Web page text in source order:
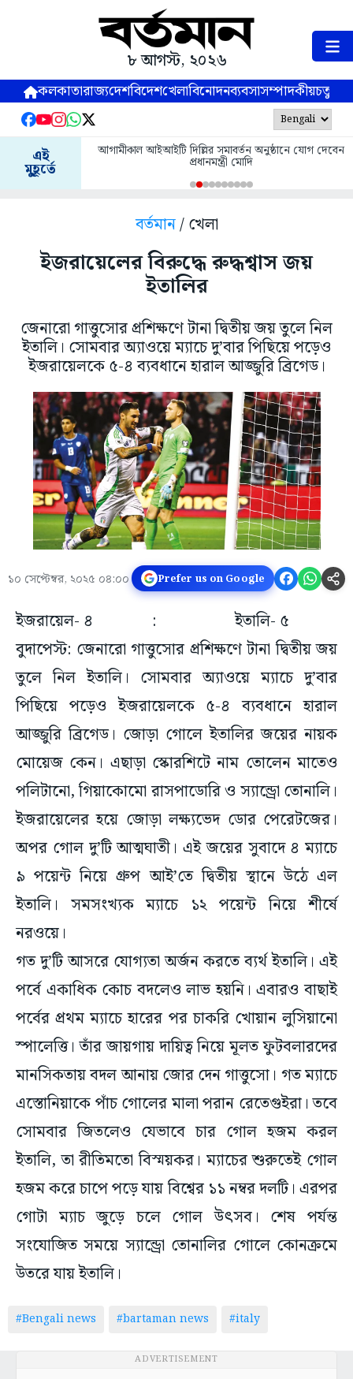
৮ আগস্ট, ২০২৬
কলকাতারাজ্যদেশবিদেশখেলাবিনোদনব্যবসাসম্পাদকীয়
এই
মুহূর্তে
আগামীকাল আইআইটি দিল্লির সমাবর্তন অনুষ্ঠানে যোগ দেবেন
প্রধানমন্ত্রী মোদি
বর্তমান/ খেলা
ইজরায়েলের বিরুদ্ধে রুদ্ধশ্বাস জয়
ইতালির
জেনারো গাত্তুসোর প্রশিক্ষণে টানা দ্বিতীয় জয় তুলে নিল
ইতালি। সোমবার অ্যাওয়ে ম্যাচে দু’বার পিছিয়ে পড়েও
ইজরায়েলকে ৫-৪ ব্যবধানে হারাল আজ্জুরি ব্রিগেড।
১০ সেপ্টেম্বর, ২০২৫ ০৪:০০ Prefer us on Google
ইজরায়েল- ৪ : ইতালি- ৫
বুদাপেস্ট: জেনারো গাত্তুসোর প্রশিক্ষণে টানা দ্বিতীয় জয়
তুলে নিল ইতালি। সোমবার অ্যাওয়ে ম্যাচে দু’বার
পিছিয়ে পড়েও ইজরায়েলকে ৫-৪ ব্যবধানে হারাল
আজ্জুরি ব্রিগেড। জোড়া গোলে ইতালির জয়ের নায়ক
মোয়েজ কেন। এছাড়া স্কোরশিটে নাম তোলেন মাতেও
পলিটানো, গিয়াকোমো রাসপাডোরি ও স্যান্ড্রো তোনালি।
ইজরায়েলের হয়ে জোড়া লক্ষ্যভেদ ডোর পেরেটজের।
অপর গোল দু’টি আত্মঘাতী। এই জয়ের সুবাদে ৪ ম্যাচে
৯ পয়েন্ট নিয়ে গ্রুপ আই’তে দ্বিতীয় স্থানে উঠে এল
ইতালি। সমসংখ্যক ম্যাচে ১২ পয়েন্ট নিয়ে শীর্ষে
নরওয়ে।
গত দু’টি আসরে যোগ্যতা অর্জন করতে ব্যর্থ ইতালি। এই
পর্বে একাধিক কোচ বদলেও লাভ হয়নি। এবারও বাছাই
পর্বের প্রথম ম্যাচে হারের পর চাকরি খোয়ান লুসিয়ানো
স্পালেত্তি। তাঁর জায়গায় দায়িত্ব নিয়ে মূলত ফুটবলারদের
মানসিকতায় বদল আনায় জোর দেন গাত্তুসো। গত ম্যাচে
এস্তোনিয়াকে পাঁচ গোলের মালা পরান রেতেগুইরা। তবে
সোমবার জিতলেও যেভাবে চার গোল হজম করল
ইতালি, তা রীতিমতো বিস্ময়কর। ম্যাচের শুরুতেই গোল
হজম করে চাপে পড়ে যায় বিশ্বের ১১ নম্বর দলটি। এরপর
গোটা ম্যাচ জুড়ে চলে গোল উৎসব। শেষ পর্যন্ত
সংযোজিত সময়ে স্যান্ড্রো তোনালির গোলে কোনক্রমে
উতরে যায় ইতালি।
#Bengali news #bartaman news #italy
ADVERTISEMENT